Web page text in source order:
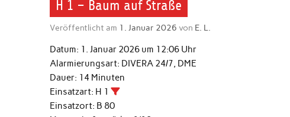
H 1 – Baum auf Straße
Veröffentlicht am 1. Januar 2026 von E. L.
Datum: 1. Januar 2026 um 12:06 Uhr
Alarmierungsart: DIVERA 24/7, DME
Dauer: 14 Minuten
Einsatzart: H 1
Einsatzort: B 80